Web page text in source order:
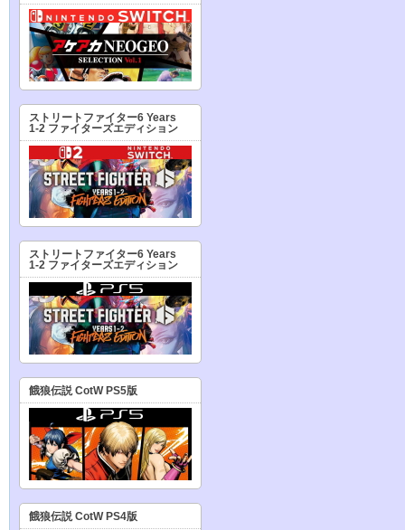
ストリートファイター6 Years
1-2 ファイターズエディション
ストリートファイター6 Years
1-2 ファイターズエディション
餓狼伝説 CotW PS5版
餓狼伝説 CotW PS4版